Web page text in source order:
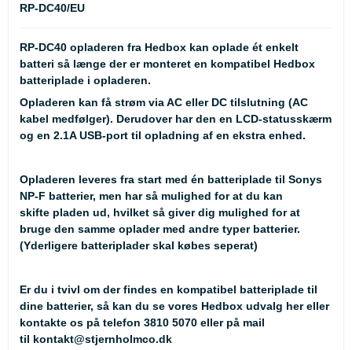
RP-DC40/EU
RP-DC40 opladeren fra Hedbox kan oplade ét enkelt
batteri så længe der er monteret en kompatibel Hedbox
batteriplade i opladeren.
Opladeren kan få strøm via AC eller DC tilslutning (AC
kabel medfølger). Derudover har den en LCD-statusskærm
og en 2.1A USB-port til opladning af en ekstra enhed.
Opladeren leveres fra start med én batteriplade til Sonys
NP-F batterier, men har så mulighed for at du kan
skifte pladen ud, hvilket så giver dig mulighed for at
bruge den samme oplader med andre typer batterier.
(Yderligere batteriplader skal købes seperat)
Er du i tvivl om der findes en kompatibel batteriplade til
dine batterier, så kan du se vores Hedbox udvalg hereller
kontakte os på telefon 3810 5070 eller på mail
til kontakt@stjernholmco.dk